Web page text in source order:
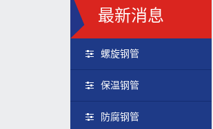
最新消息
螺旋钢管
保温钢管
防腐钢管